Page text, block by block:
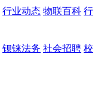
行业动态 物联百科 行
钡铼法务 社会招聘 校